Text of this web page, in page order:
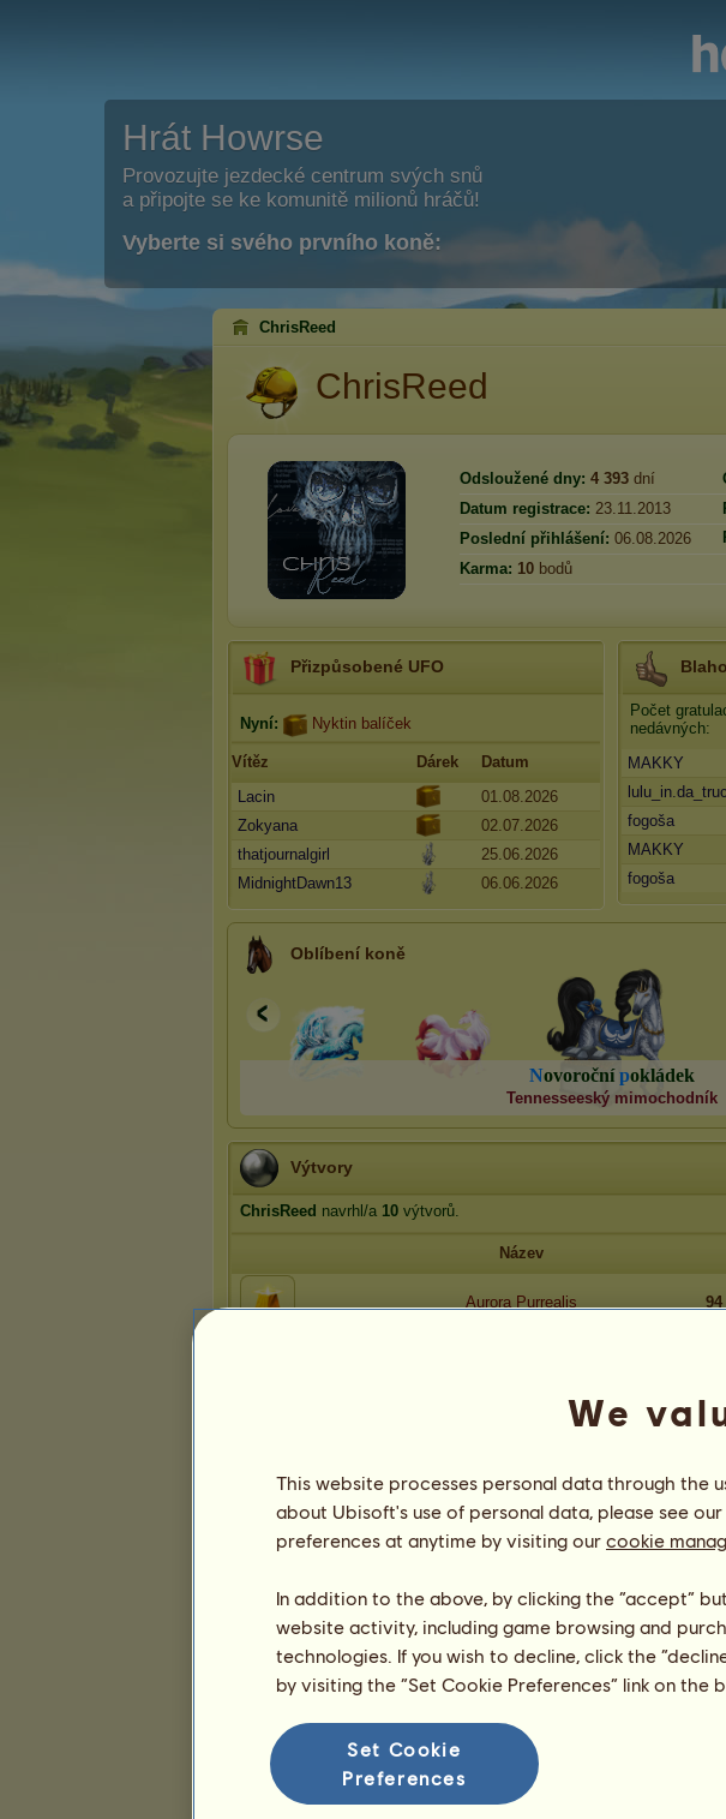
Hrát Howrse
Provozujte jezdecké centrum svých snů
a připojte se ke komunitě milionů hráčů!
Vyberte si svého prvního koně:
ChrisReed
ChrisReed
Odsloužené dny: 4 393 dní
Datum registrace: 23.11.2013
Poslední přihlášení: 06.08.2026
Karma: 10 bodů
Přizpůsobené UFO
Nyní: Nyktin balíček
Vítěz Dárek
Datum
Lacin
01.08.2026
Zokyana
02.07.2026
thatjournalgirl
25.06.2026
MidnightDawn13
06.06.2026
Počet
nedávných:
MAKKY
fogoša
MAKKY
fogoša
Oblíbení koně
Novoroční pokládek
Tennesseeský mimochodník
Výtvory
ChrisReed navrhl/a 10 výtvorů.
Název
Aurora Purrealis 94
24
Passage of Time 27
Henn Ráček 30
Stránka: 1 2
Prezentace
We
This website processes personal data through the
about Ubisoft's use of personal data, please see our
preferences at anytime by visiting our cookie
In addition to the above, by clicking the “accept”
website activity, including game browsing and
technologies. If you wish to decline, click the
by visiting the “Set Cookie Preferences” link on the
Set Cookie
Preferences